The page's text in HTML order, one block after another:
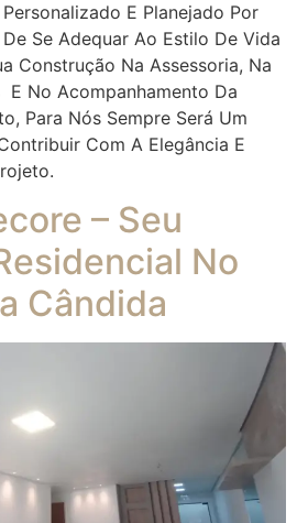
E Planejado Por
Se Adequar Ao Estilo De Vida
Construção Na Assessoria, Na
E No Acompanhamento Da
Para Nós Sempre Será Um
Com A Elegância E
– Seu
No
Cândida